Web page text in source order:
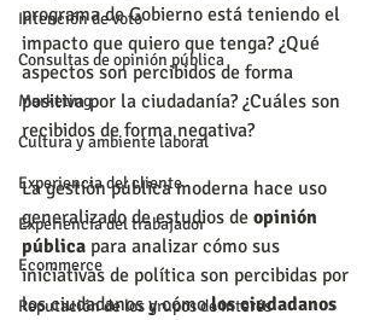
Intención de voto
Consultas de opinión pública
Marketing
Cultura y ambiente laboral
Experiencia del cliente
Experiencia del trabajador
Ecommerce
Reputación de los grupos de interés
programa de Gobierno está teniendo el
impacto que quiero que tenga? ¿Qué
aspectos son percibidos de forma
positiva por la ciudadanía? ¿Cuáles son
recibidos de forma negativa?
La gestión pública moderna hace uso
generalizado de estudios de opinión
pública para analizar cómo sus
iniciativas de política son percibidas por
los ciudadanos y cómo los ciudadanos